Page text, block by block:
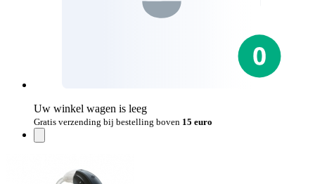
Uw winkel wagen is leeg
Gratis verzending bij bestelling boven 15 euro